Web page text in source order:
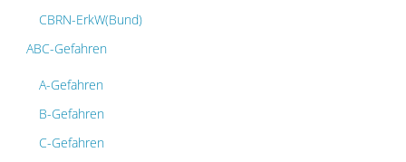
CBRN-ErkW(Bund)
ABC-Gefahren
A-Gefahren
B-Gefahren
C-Gefahren